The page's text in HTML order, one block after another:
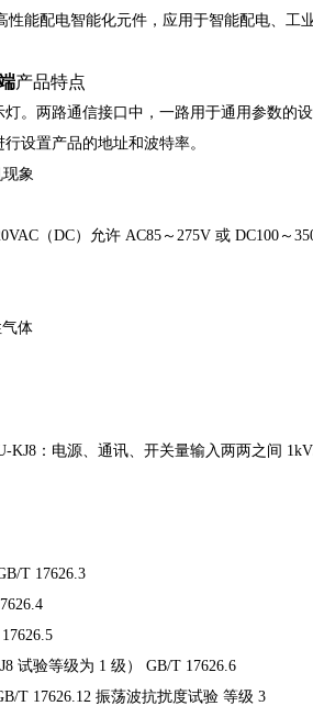
性能配电智能化元件，应用于智能配电、工
产品特点
。两路通信接口中，一路用于通用参数的
设置产品的地址和波特率。
象
（DC）允许 AC85 ～ 275V 或 DC100 ～
气体
KJ8 ：电源、通讯、开关量输入两两之间
T 17626.3
试验等级为 1 级） GB/T 17626.6
T 17626.12 振荡波抗扰度试验 等级 3